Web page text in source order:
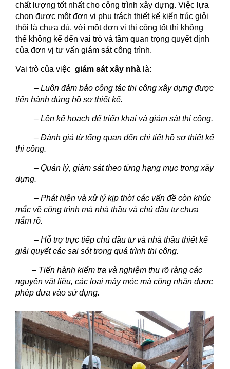
chất lượng tốt nhất cho công trình xây dựng. Việc lựa
chọn được một đơn vị phụ trách thiết kế kiến trúc giỏi
thôi là chưa đủ, với một đơn vị thi công tốt thì không
thể không kể đến vai trò và tầm quan trọng quyết định
của đơn vị tư vấn giám sát công trình.
Vai trò của việc giám sát xây nhà là:
– Luôn đảm bảo công tác thi công xây dựng được
tiến hành đúng hồ sơ thiết kế.
– Lên kế hoạch để triển khai và giám sát thi công.
– Đánh giá từ tổng quan đến chi tiết hồ sơ thiết kế
thi công.
– Quản lý, giám sát theo từng hạng mục trong xây
dựng.
– Phát hiện và xử lý kịp thời các vấn đề còn khúc
mắc về công trình mà nhà thầu và chủ đầu tư chưa
nắm rõ.
– Hỗ trợ trực tiếp chủ đầu tư và nhà thầu thiết kế
giải quyết các sai sót trong quá trình thi công.
– Tiến hành kiểm tra và nghiệm thu rõ ràng các
nguyên vật liệu, các loại máy móc mà công nhân được
phép đưa vào sử dụng.